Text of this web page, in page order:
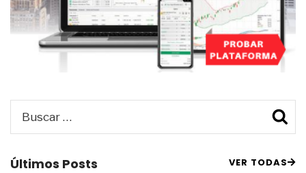
por:
Últimos Posts VER TODAS